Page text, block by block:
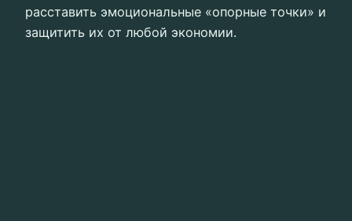
расставить эмоциональные «опорные точки» и
защитить их от любой экономии.